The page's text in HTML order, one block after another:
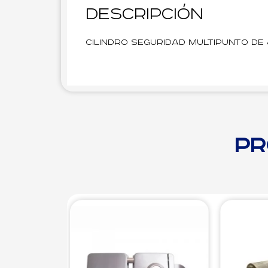
Descripción
Cilindro seguridad multipunto de